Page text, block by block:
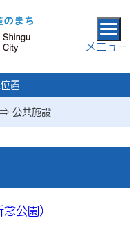
メニュー
置
⇒ 公共施設
公園）